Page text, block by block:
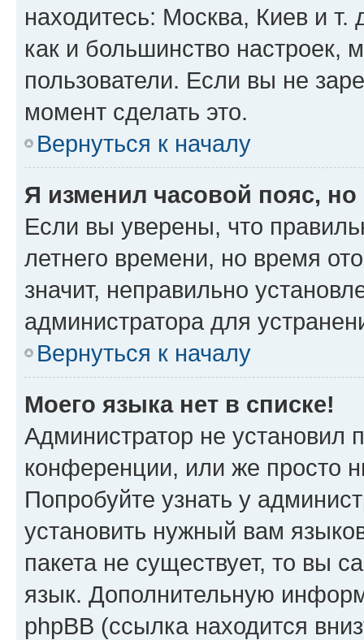
находитесь: Москва, Киев и т.
как и большинство настроек,
пользователи. Если вы не
момент сделать это.
Вернуться к началу
Я изменил часовой пояс,
Если вы уверены, что
летнего времени, но время
значит, неправильно
администратора для
Вернуться к началу
Моего языка нет в списке!
Администратор не установил
конференции, или же просто
Попробуйте узнать у
установить нужный вам
пакета не существует, то вы
язык. Дополнительную
phpBB (ссылка находится